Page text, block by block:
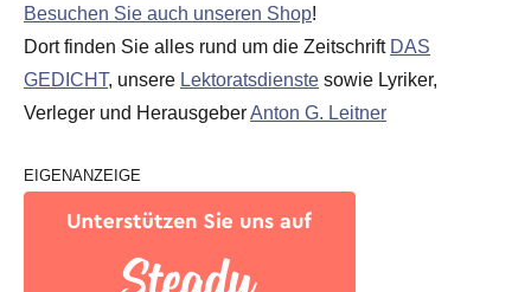
Besuchen Sie auch unseren Shop!
Dort finden Sie alles rund um die Zeitschrift DAS
GEDICHT, unsere Lektoratsdienste sowie Lyriker,
Verleger und HerausgeberAnton G. Leitner
EIGENANZEIGE